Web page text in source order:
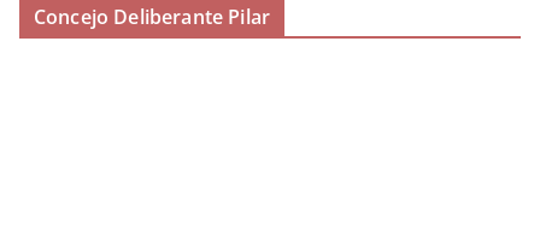
Concejo Deliberante Pilar